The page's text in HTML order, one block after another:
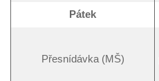
Pátek
Přesnídávka (MŠ)